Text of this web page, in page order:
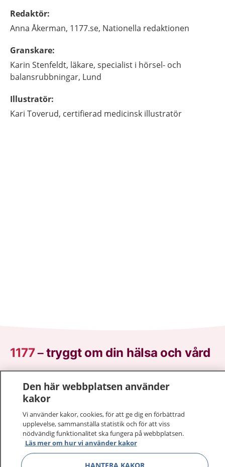
Redaktör:
Anna Åkerman, 1177.se, Nationella redaktionen
Granskare:
Karin Stenfeldt, läkare, specialist i hörsel- och
balansrubbningar, Lund
Illustratör:
Kari Toverud, certifierad medicinsk illustratör
1177–tryggt om din hälsa och vård
sjukdomar och vilka mottagningar du kan kontakta.
Logga in för att läsa din journal och göra dina
vårdärenden. Ring telefonnummer 1177 för
sjukvårdsrådgivning dygnet runt.
1177 ger dig råd när du vill må bättre.
Den här webbplatsen använder
kakor
Vi använder kakor, cookies, för att ge dig en förbättrad
upplevelse, sammanställa statistik och för att viss
nödvändig funktionalitet ska fungera på webbplatsen.
Läs mer om hur vi använder kakor